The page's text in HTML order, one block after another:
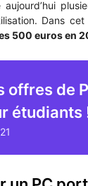
Dans
500 euros en
offres de
étudiants